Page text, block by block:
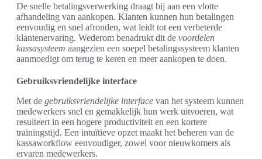
De snelle betalingsverwerking draagt bij aan een vlotte
afhandeling van aankopen. Klanten kunnen hun betalingen
eenvoudig en snel afronden, wat leidt tot een verbeterde
klantenervaring. Wederom benadrukt dit de voordelen
kassasysteem aangezien een soepel betalingssysteem klanten
aanmoedigt om terug te keren en meer aankopen te doen.
Gebruiksvriendelijke interface
Met de gebruiksvriendelijke interface van het systeem kunnen
medewerkers snel en gemakkelijk hun werk uitvoeren, wat
resulteert in een hogere productiviteit en een kortere
trainingstijd. Een intuïtieve opzet maakt het beheren van de
kassaworkflow eenvoudiger, zowel voor nieuwkomers als
ervaren medewerkers.